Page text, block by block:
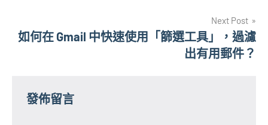
覽
Next Post
如何在 Gmail 中快速使用「篩選工具」，過濾
出有用郵件？
發佈留言